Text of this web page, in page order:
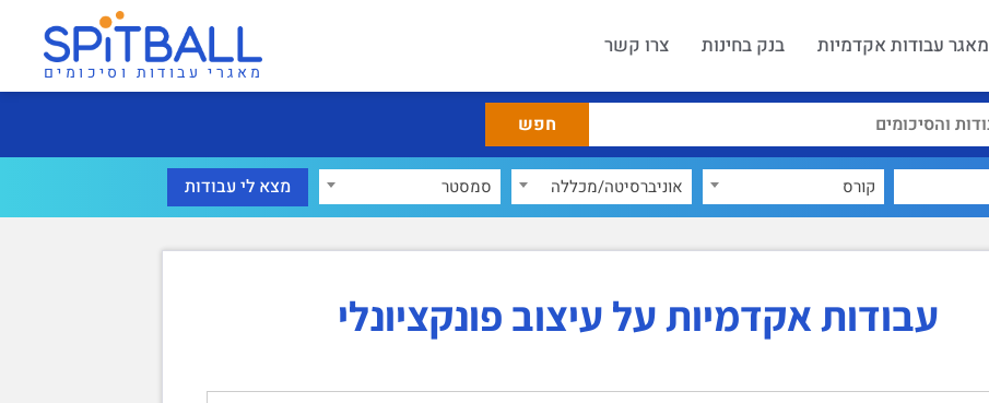
מאגר עבודות אקדמיות בנק בחינות צרו קשר
מאגרי עבודות וסיכומים
קורס אוניברסיטה/מכללה סמסטר
עבודות אקדמיות על עיצוב פונקציונלי